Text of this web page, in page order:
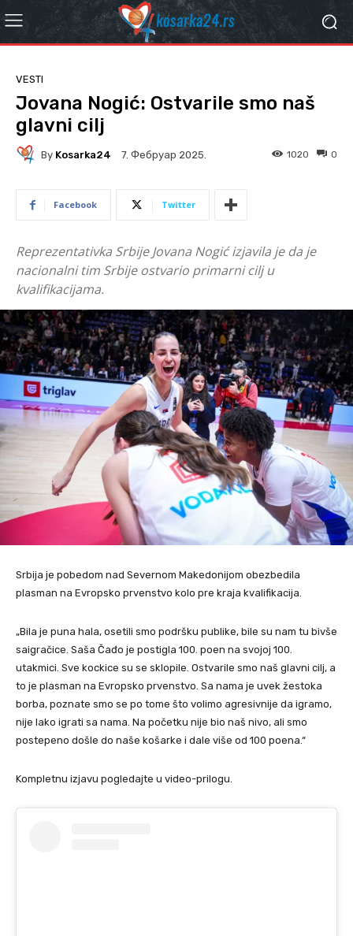
VESTI
Jovana Nogić: Ostvarile smo naš
glavni cilj
By Kosarka24 7. Фебруар 2025. 0
1020
Facebook Twitter
Reprezentativka Srbije Jovana Nogić izjavila je da je
nacionalni tim Srbije ostvario primarni cilj u
kvalifikacijama.
Srbija je pobedom nad Severnom Makedonijom obezbedila
plasman na Evropsko prvenstvo kolo pre kraja kvalifikacija.
„Bila je puna hala, osetili smo podršku publike, bile su nam tu bivše
saigračice. Saša Čađo je postigla 100. poen na svojoj 100.
utakmici. Sve kockice su se sklopile. Ostvarile smo naš glavni cilj, a
to je plasman na Evropsko prvenstvo. Sa nama je uvek žestoka
borba, poznate smo se po tome što volimo agresivnije da igramo,
nije lako igrati sa nama. Na početku nije bio naš nivo, ali smo
postepeno došle do naše košarke i dale više od 100 poena.“
Kompletnu izjavu pogledajte u video-prilogu.